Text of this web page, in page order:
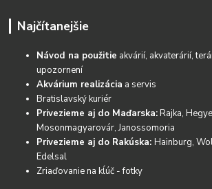
Najčítanejšie
Návod na použitie akvárií, akvaterárií,
upozornení
Akvárium realizácia a servis
Bratislavský kuriér
Privezieme aj do Maďarska:Rajka,
Mosonmagyarovár, Janossomoria
Privezieme aj do Rakúska:Hainburg,
Edelsal
Zriaďovanie na kĺúč - fotky